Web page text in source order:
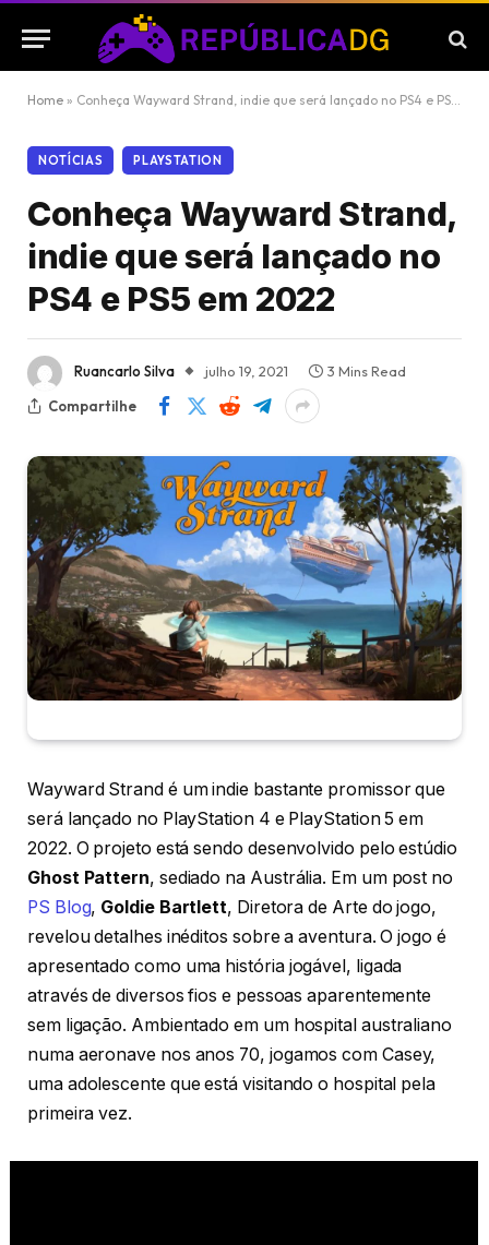
Home » Conheça Wayward Strand, indie que será lançado no PS4 e PS5 em 2022
NOTÍCIAS PLAYSTATION
Conheça Wayward Strand,
indie que será lançado no
PS4 e PS5 em 2022
Ruancarlo Silva julho 19, 2021
3 Mins Read
Compartilhe
Wayward Strand é um indie bastante promissor que
será lançado no PlayStation 4 e PlayStation 5 em
2022. O projeto está sendo desenvolvido pelo estúdio
Ghost Pattern, sediado na Austrália. Em um post no
PS Blog, Goldie Bartlett, Diretora de Arte do jogo,
revelou detalhes inéditos sobre a aventura. O jogo é
apresentado como uma história jogável, ligada
através de diversos fios e pessoas aparentemente
sem ligação. Ambientado em um hospital australiano
numa aeronave nos anos 70, jogamos com Casey,
uma adolescente que está visitando o hospital pela
primeira vez.